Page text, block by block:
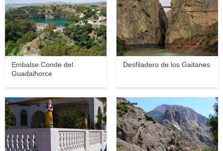
Embalse Conde del
Guadalhorce
Desfiladero de los Gaitanes
Patrick Flament montuno